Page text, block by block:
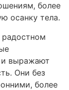
более
осанку тела.
радостном
и выражают
Они без
более